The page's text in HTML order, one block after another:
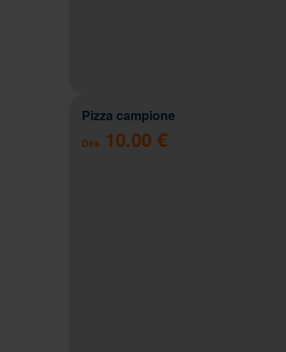
Pizza campione
Dès 10.00 €